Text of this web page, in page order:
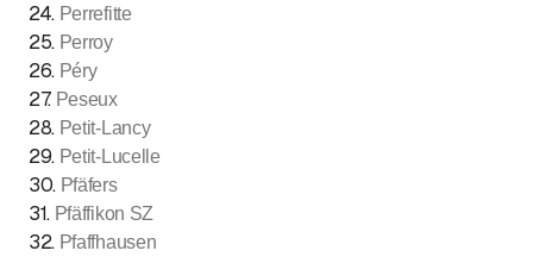
24. Perrefitte
25. Perroy
26. Péry
27. Peseux
28. Petit-Lancy
29. Petit-Lucelle
30. Pfäfers
31. Pfäffikon SZ
32. Pfaffhausen